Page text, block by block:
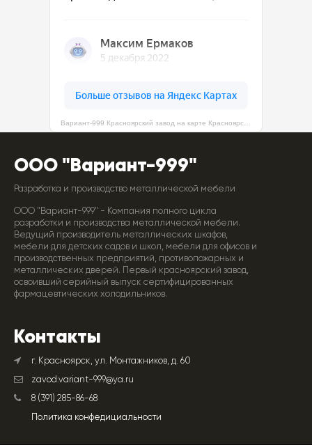
Вариант-999 Красноярский завод на карте Красноярска — Яндекс Карты
ООО "Вариант-999"
Разработка и производство металлической мебели
ООО "Вариант-999" - Компания полного цикла
разработки и производства металлической мебели.
Ведущий производитель металлических шкафов,
мебели для детских садов и школ, мебели для офисов и
производственных предприятий, противопожарных и
металлических дверей. Первый красноярский завод,
освоивший серийный выпуск сертифицированных
фармацевтических холодильников.
Контакты
г. Красноярск, ул. Монтажников, д. 60
zavod.variant-999@ya.ru
8 (391) 285-86-68
Политика конфедициальности